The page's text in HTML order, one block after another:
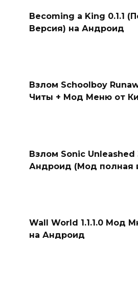
Becoming a King 0.1.1
Версия) на Андроид
Взлом Schoolboy
Читы + Мод Меню от
Взлом Sonic Unleashed
Андроид (Мод полная
Wall World 1.1.1.0 Мод
на Андроид